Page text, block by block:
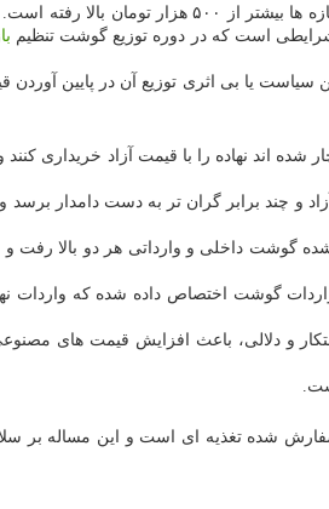
همشهری نوشت: بررسی های میدانی و گزارش های رسمی نشان میدهد از پاییز سال قبل تاکنون، قیمت هر کیلو
سیاست یا بی اثری توزیع آن در پایین
نهاده را با قیمت آزاد خریداری کنند و
و چند برابر گران تر به دست دامدار
گوشت داخلی و وارداتی هر دو بالا رفت
گوشت اختصاص داده شده که واردات
و دلالی، باعث افزایش قیمت های
شده تغذیه ای است و این مساله بر